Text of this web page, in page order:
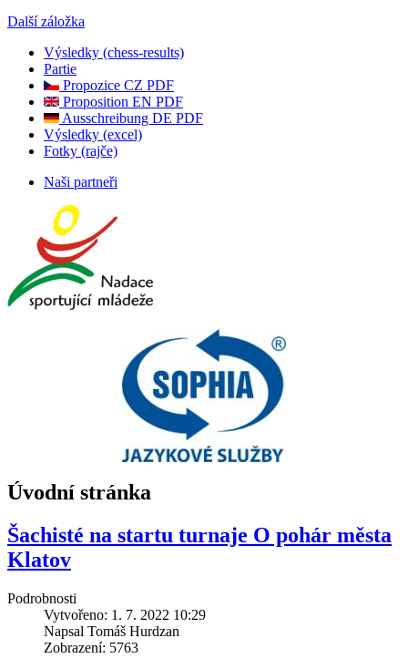
Další záložka
Výsledky (chess-results)
Partie
Propozice CZ PDF
Proposition EN PDF
Ausschreibung DE PDF
Výsledky (excel)
Fotky (rajče)
Naši partneři
Úvodní stránka
Šachisté na startu turnaje O pohár města
Klatov
Podrobnosti
Vytvořeno: 1. 7. 2022 10:29
Napsal Tomáš Hurdzan
Zobrazení: 5763